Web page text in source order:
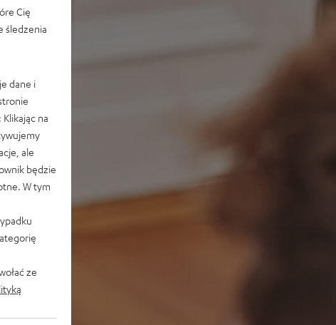
Cię
śledzenia
dane i
na
ale
będzie
W tym
ze